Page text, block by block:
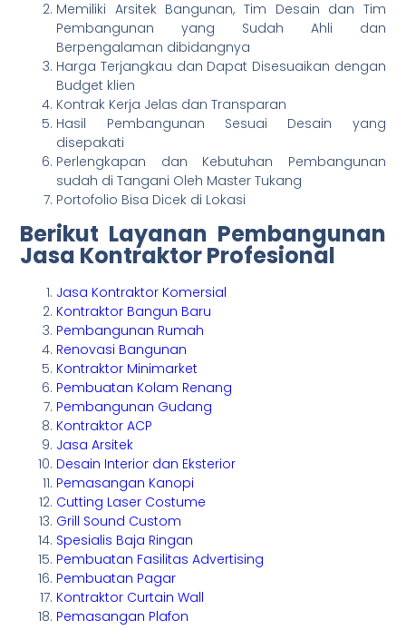
Memiliki Arsitek Bangunan, Tim Desain dan Tim
Pembangunan yang Sudah Ahli dan
Berpengalaman dibidangnya
Harga Terjangkau dan Dapat Disesuaikan dengan
Budget klien
Kontrak Kerja Jelas dan Transparan
Hasil Pembangunan Sesuai Desain yang
disepakati
Perlengkapan dan Kebutuhan Pembangunan
sudah di Tangani Oleh Master Tukang
Portofolio Bisa Dicek di Lokasi
Berikut Layanan Pembangunan
Jasa Kontraktor Profesional
Jasa Kontraktor Komersial
Kontraktor Bangun Baru
Pembangunan Rumah
Renovasi Bangunan
Kontraktor Minimarket
Pembuatan Kolam Renang
Pembangunan Gudang
Kontraktor ACP
Jasa Arsitek
Desain Interior dan Eksterior
Pemasangan Kanopi
Cutting Laser Costume
Grill Sound Custom
Spesialis Baja Ringan
Pembuatan Fasilitas Advertising
Pembuatan Pagar
Kontraktor Curtain Wall
Pemasangan Plafon